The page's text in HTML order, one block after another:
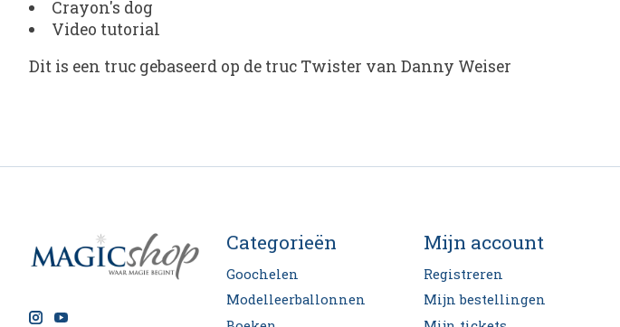
Crayon's dog
Video tutorial
Dit is een truc gebaseerd op de truc Twister van Danny Weiser
Categorieën
Goochelen
Modelleerballonnen
Mijn account
Registreren
Mijn bestellingen